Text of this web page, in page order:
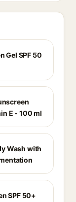
Gel SPF 50
E - 100 ml
Wash with
SPF 50+